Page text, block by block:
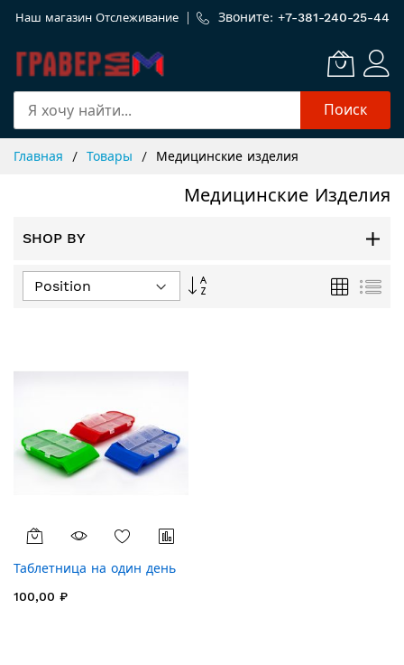
Наш магазин Отслеживание Звоните: +7-381-240-25-44
Поиск
Главная Товары Медицинские изделия
Медицинские Изделия
SHOP BY
Задать
Сетка
Таблетница на один день
100,00 ₽